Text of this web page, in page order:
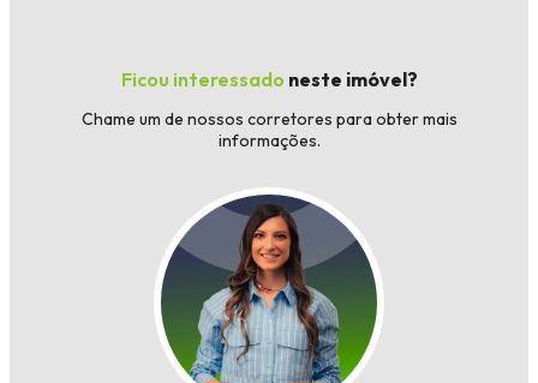
Ficou interessado neste imóvel?
Chame um de nossos corretores para obter mais
informações.